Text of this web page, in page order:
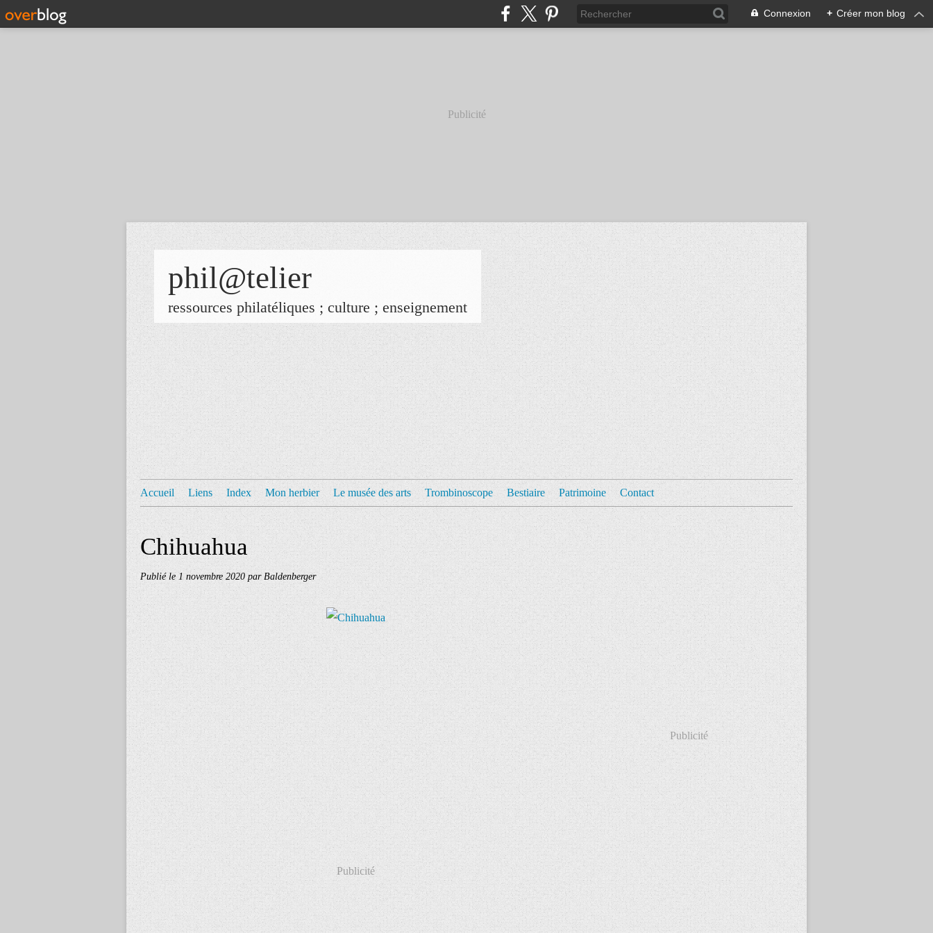
Connexion + Créer mon blog
Publicité
phil@telier
ressources philatéliques ; culture ; enseignement
Accueil Liens Index Mon herbier Le musée des arts Trombinoscope Bestiaire Patrimoine Contact
Chihuahua
Publié le1 novembre 2020par Baldenberger
Publicité
Publicité